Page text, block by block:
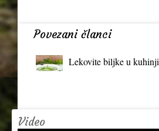
Povezani članci
Lekovite biljke u kuhinji
Video